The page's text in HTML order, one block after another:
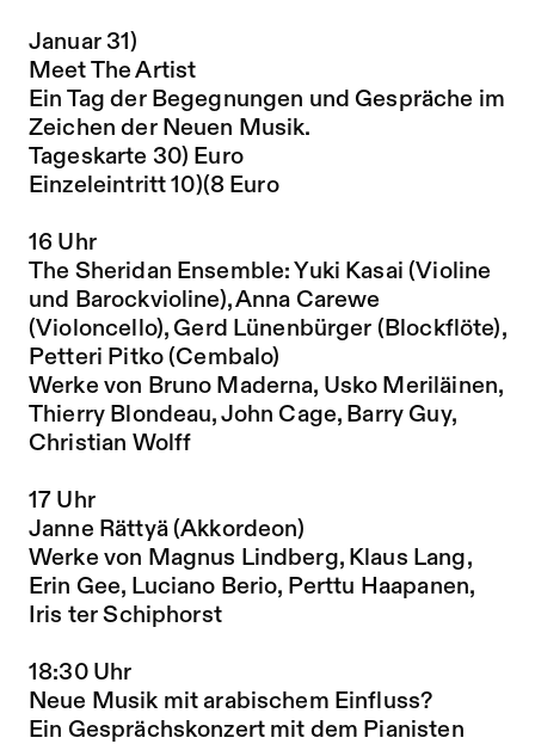
Januar 31)
Meet The Artist
Ein Tag der Begegnungen und Gespräche im
Zeichen der Neuen Musik.
Tageskarte 30) Euro
Einzeleintritt 10)(8 Euro
16 Uhr
The Sheridan Ensemble: Yuki Kasai (Violine
und Barockvioline), Anna Carewe
(Violoncello), Gerd Lünenbürger (Blockflöte),
Petteri Pitko (Cembalo)
Werke von Bruno Maderna, Usko Meriläinen,
Thierry Blondeau, John Cage, Barry Guy,
Christian Wolff
17 Uhr
Janne Rättyä (Akkordeon)
Werke von Magnus Lindberg, Klaus Lang,
Erin Gee, Luciano Berio, Perttu Haapanen,
Iris ter Schiphorst
18:30 Uhr
Neue Musik mit arabischem Einfluss?
Ein Gesprächskonzert mit dem Pianisten